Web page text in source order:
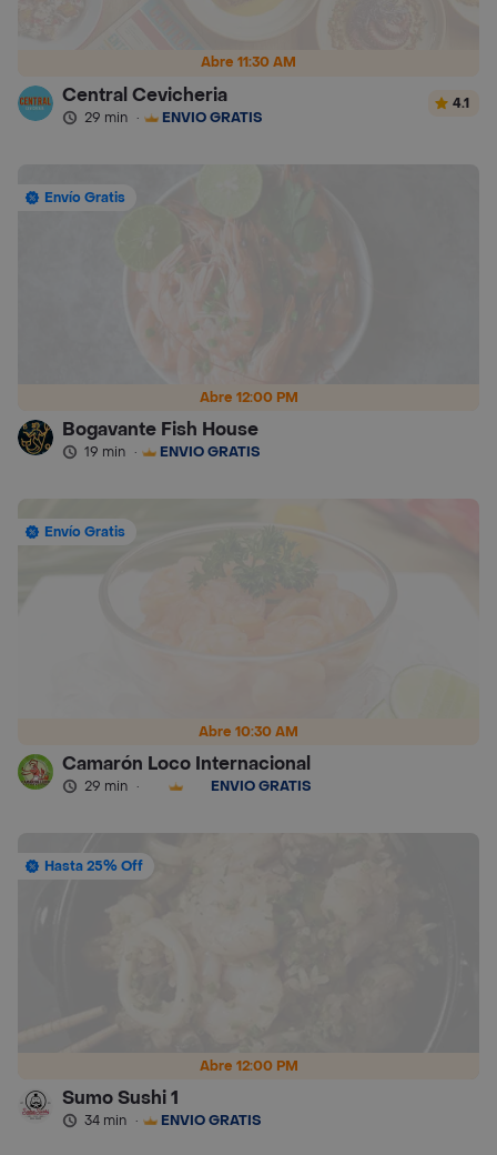
Abre 11:30 AM
Central Cevicheria
29 min · ENVÍO GRATIS
4.1
Abre 12:00 PM
Envío Gratis
Bogavante Fish House
19 min · ENVÍO GRATIS
Abre 10:30 AM
Envío Gratis
Camarón Loco Internacional
29 min · ENVÍO GRATIS
Abre 12:00 PM
Hasta 25% Off
Sumo Sushi 1
34 min · ENVÍO GRATIS